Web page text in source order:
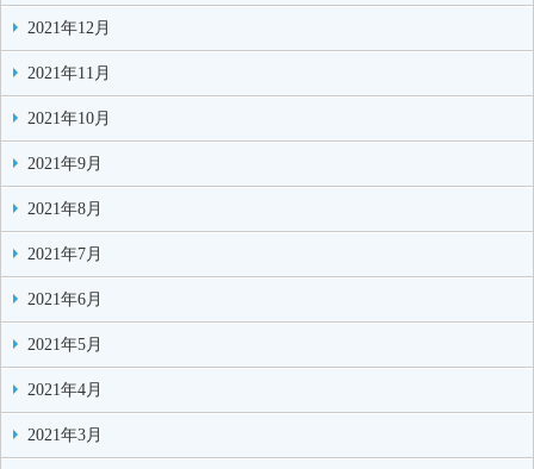
2021年12月
2021年11月
2021年10月
2021年9月
2021年8月
2021年7月
2021年6月
2021年5月
2021年4月
2021年3月